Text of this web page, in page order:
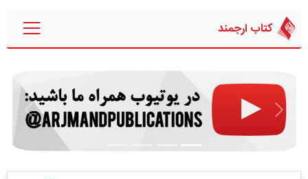
کتاب ارجمند
قبلی بعدی